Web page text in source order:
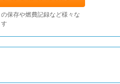
保存や燃費記録など様々な